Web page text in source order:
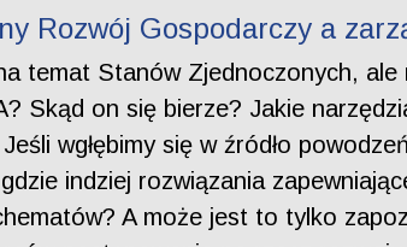
Rozwój Gospodarczy a
temat Stanów Zjednoczonych,
Skąd on się bierze? Jakie
wgłębimy się w źródło
indziej rozwiązania
A może jest to tylko